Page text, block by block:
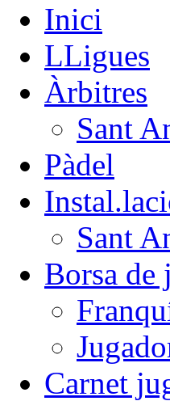
Inici
LLigues
Àrbitres
Sant
Pàdel
Sant
Borsa de
Carnet